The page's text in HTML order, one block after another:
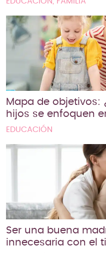
Mapa de objetivos:
hijos se enfoquen
EDUCACIÓN
Ser una buena
innecesaria con el